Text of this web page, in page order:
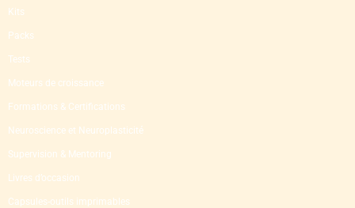
Kits
Packs
Tests
Moteurs de croissance
Formations & Certifications
Neuroscience et Neuroplasticité
Supervision & Mentoring
Livres d’occasion
Capsules-outils imprimables